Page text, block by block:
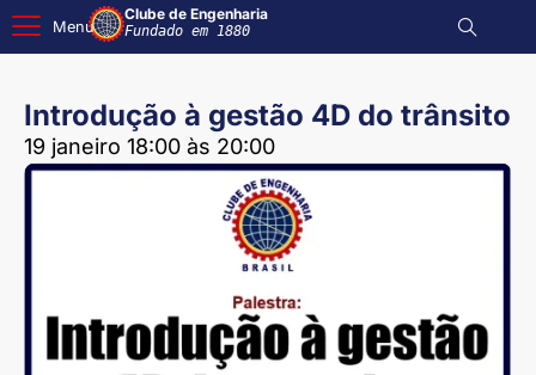
Menu
Clube de Engenharia
Fundado em 1880
Introdução à gestão 4D do trânsito
19 janeiro 18:00 às 20:00